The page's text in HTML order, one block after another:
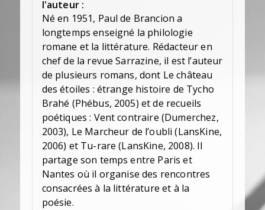
l'auteur :
Né en 1951, Paul de Brancion a
longtemps enseigné la philologie
romane et la littérature. Rédacteur en
chef de la revue Sarrazine, il est l’auteur
de plusieurs romans, dont Le château
des étoiles : étrange histoire de Tycho
Brahé (Phébus, 2005) et de recueils
poétiques : Vent contraire (Dumerchez,
2003), Le Marcheur de l’oubli (LansKine,
2006) et Tu-rare (LansKine, 2008). Il
partage son temps entre Paris et
Nantes où il organise des rencontres
consacrées à la littérature et à la
poésie.